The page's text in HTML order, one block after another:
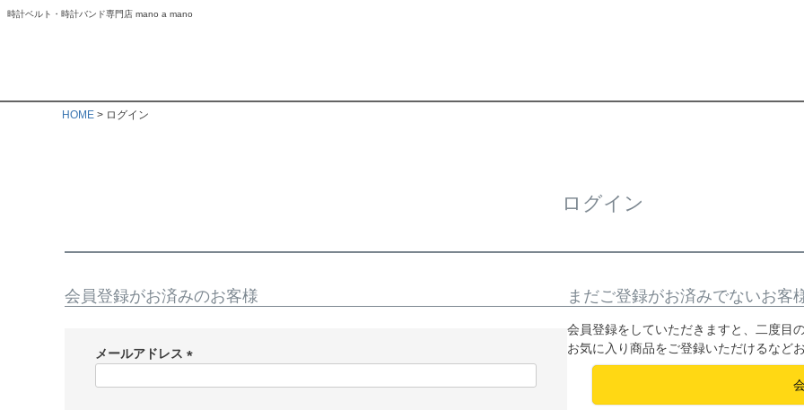
時計ベルト・時計バンド専門店 mano a mano
HOME ログイン
ログイン
会員登録がお済みのお客様
メールアドレス
まだご登録がお済みでないお客
会員登録をしていただきますと、二度目
お気に入り商品をご登録いただけるなど